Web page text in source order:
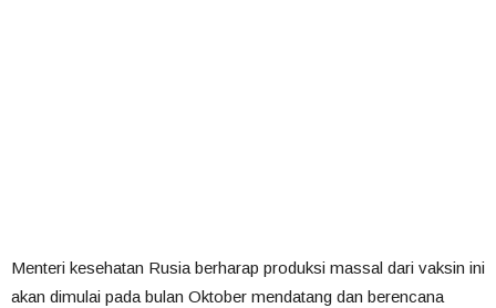
Menteri kesehatan Rusia berharap produksi massal dari vaksin ini
akan dimulai pada bulan Oktober mendatang dan berencana